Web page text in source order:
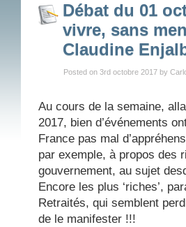
Débat du 01
vivre, sans
Claudine
Posted on 3rd octobre 2017 by
Au cours de la semaine,
2017, bien d’événements
France pas mal
par exemple, à propos des
gouvernement, au sujet
Encore les plus ‘riches’,
Retraités, qui semblent
de le manifester !!!